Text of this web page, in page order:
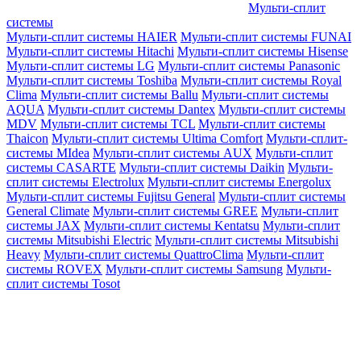
Мульти-сплит
системы
Мульти-сплит системы HAIER Мульти-сплит системы FUNAI
Мульти-сплит системы Hitachi Мульти-сплит системы Hisense
Мульти-сплит системы LG Мульти-сплит системы Panasonic
Мульти-сплит системы Toshiba Мульти-сплит системы Royal
Clima Мульти-сплит системы Ballu Мульти-сплит системы
AQUA Мульти-сплит системы Dantex Мульти-сплит системы
MDV Мульти-сплит системы TCL Мульти-сплит системы
Thaicon Мульти-сплит системы Ultima Comfort Мульти-сплит-
системы MIdea Мульти-сплит системы AUX Мульти-сплит
системы CASARTE Мульти-сплит системы Daikin Мульти-
сплит системы Electrolux Мульти-сплит системы Energolux
Мульти-сплит системы Fujitsu General Мульти-сплит системы
General Climate Мульти-сплит системы GREE Мульти-сплит
системы JAX Мульти-сплит системы Kentatsu Мульти-сплит
системы Mitsubishi Electric Мульти-сплит системы Mitsubishi
Heavy Мульти-сплит системы QuattroClima Мульти-сплит
системы ROVEX Мульти-сплит системы Samsung Мульти-
сплит системы Tosot